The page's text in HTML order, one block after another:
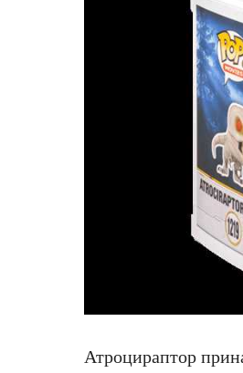
Атроцираптор